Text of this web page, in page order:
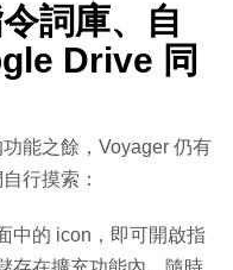
詞庫、自
Drive 同
能之餘，Voyager 仍有
行摸索：
中的 icon，即可開啟指